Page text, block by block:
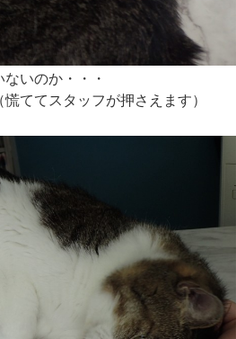
いのか・・・
ててスタッフが押さえます）